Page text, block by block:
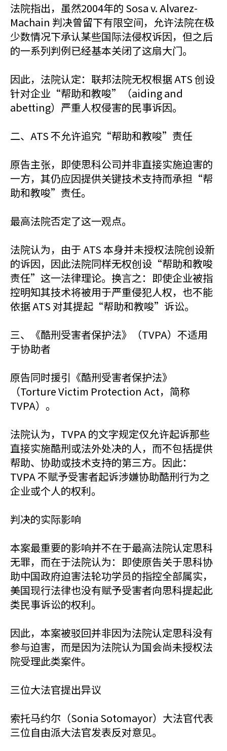
法院指出，虽然2004年的 Sosa v. Alvarez-
Machain 判决曾留下有限空间，允许法院在极
少数情况下承认某些国际法侵权诉因，但之后
的一系列判例已经基本关闭了这扇大门。
因此，法院认定：联邦法院无权根据 ATS 创设
针对企业“帮助和教唆”（aiding and
abetting）严重人权侵害的民事诉因。
二、ATS 不允许追究“帮助和教唆”责任
原告主张，即使思科公司并非直接实施迫害的
一方，其仍应因提供关键技术支持而承担“帮
助和教唆”责任。
最高法院否定了这一观点。
法院认为，由于 ATS 本身并未授权法院创设新
的诉因，因此法院同样无权创设“帮助和教唆
责任”这一法律理论。换言之：即使企业被指
控明知其技术将被用于严重侵犯人权，也不能
依据 ATS 对其提起“帮助和教唆”诉讼。
三、《酷刑受害者保护法》（TVPA）不适用
于协助者
原告同时援引《酷刑受害者保护法》
（Torture Victim Protection Act，简称
TVPA）。
法院认为，TVPA 的文字规定仅允许起诉那些
直接实施酷刑或法外处决的人，而不包括提供
帮助、协助或技术支持的第三方。因此：
TVPA 不赋予受害者起诉涉嫌协助酷刑行为之
企业或个人的权利。
判决的实际影响
本案最重要的影响并不在于最高法院认定思科
无罪，而在于法院认为：即使原告关于思科协
助中国政府迫害法轮功学员的指控全部属实，
美国现行法律也没有赋予受害者向思科提起此
类民事诉讼的权利。
因此，本案被驳回并非因为法院认定思科没有
参与迫害，而是因为法院认为国会尚未授权法
院受理此类案件。
三位大法官提出异议
索托马约尔（Sonia Sotomayor）大法官代表
三位自由派大法官发表反对意见。